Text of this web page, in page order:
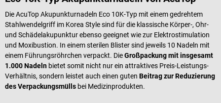
Die AcuTop Akupunkturnadeln Eco 10K-Typ mit einem gedrehtem
Stahlwendelgriff im Korea Style sind für die klassische Körper-, Ohr-
und Schädelakupunktur ebenso geeignet wie zur Elektrostimulation
und Moxibustion. In einem sterilen Blister sind jeweils 10 Nadeln mit
einem Führungsröhrchen verpackt. DieGroßpackung mit insgesamt
1.000 Nadeln bietet somit nicht nur ein attraktives Preis-Leistungs-
Verhältnis, sondern leistet auch einen guten Beitrag zur Reduzierung
des Verpackungsmülls bei Medizinprodukten.